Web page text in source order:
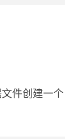
件创建一个